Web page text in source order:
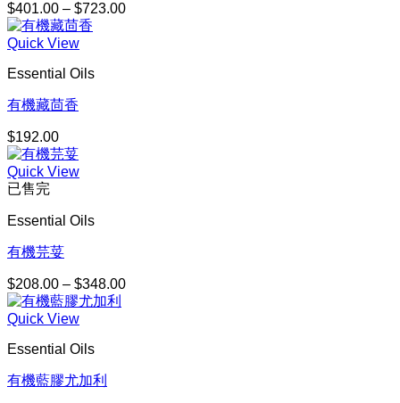
$401.00 – $723.00價
Quick View
Essential Oils
有機藏茴香
$192.00
Quick View
已售完
Essential Oils
有機芫荽
$208.00 – $348.00價
Quick View
Essential Oils
有機藍膠尤加利